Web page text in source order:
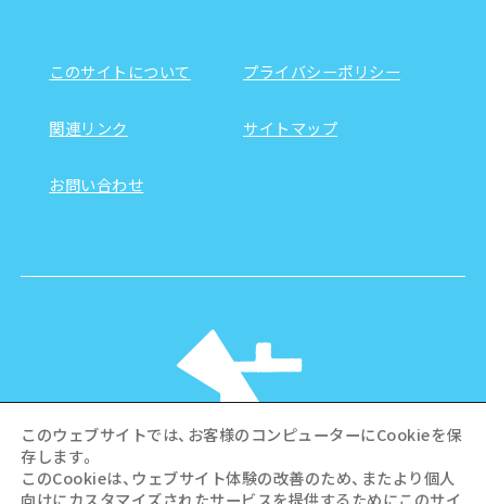
このサイトについて プライバシーポリシー
関連リンク サイトマップ
お問い合わせ
このウェブサイトでは、お客様のコンピューターにCookieを保
存します。
このCookieは、ウェブサイト体験の改善のため、またより個人
向けにカスタマイズされたサービスを提供するためにこのサイ